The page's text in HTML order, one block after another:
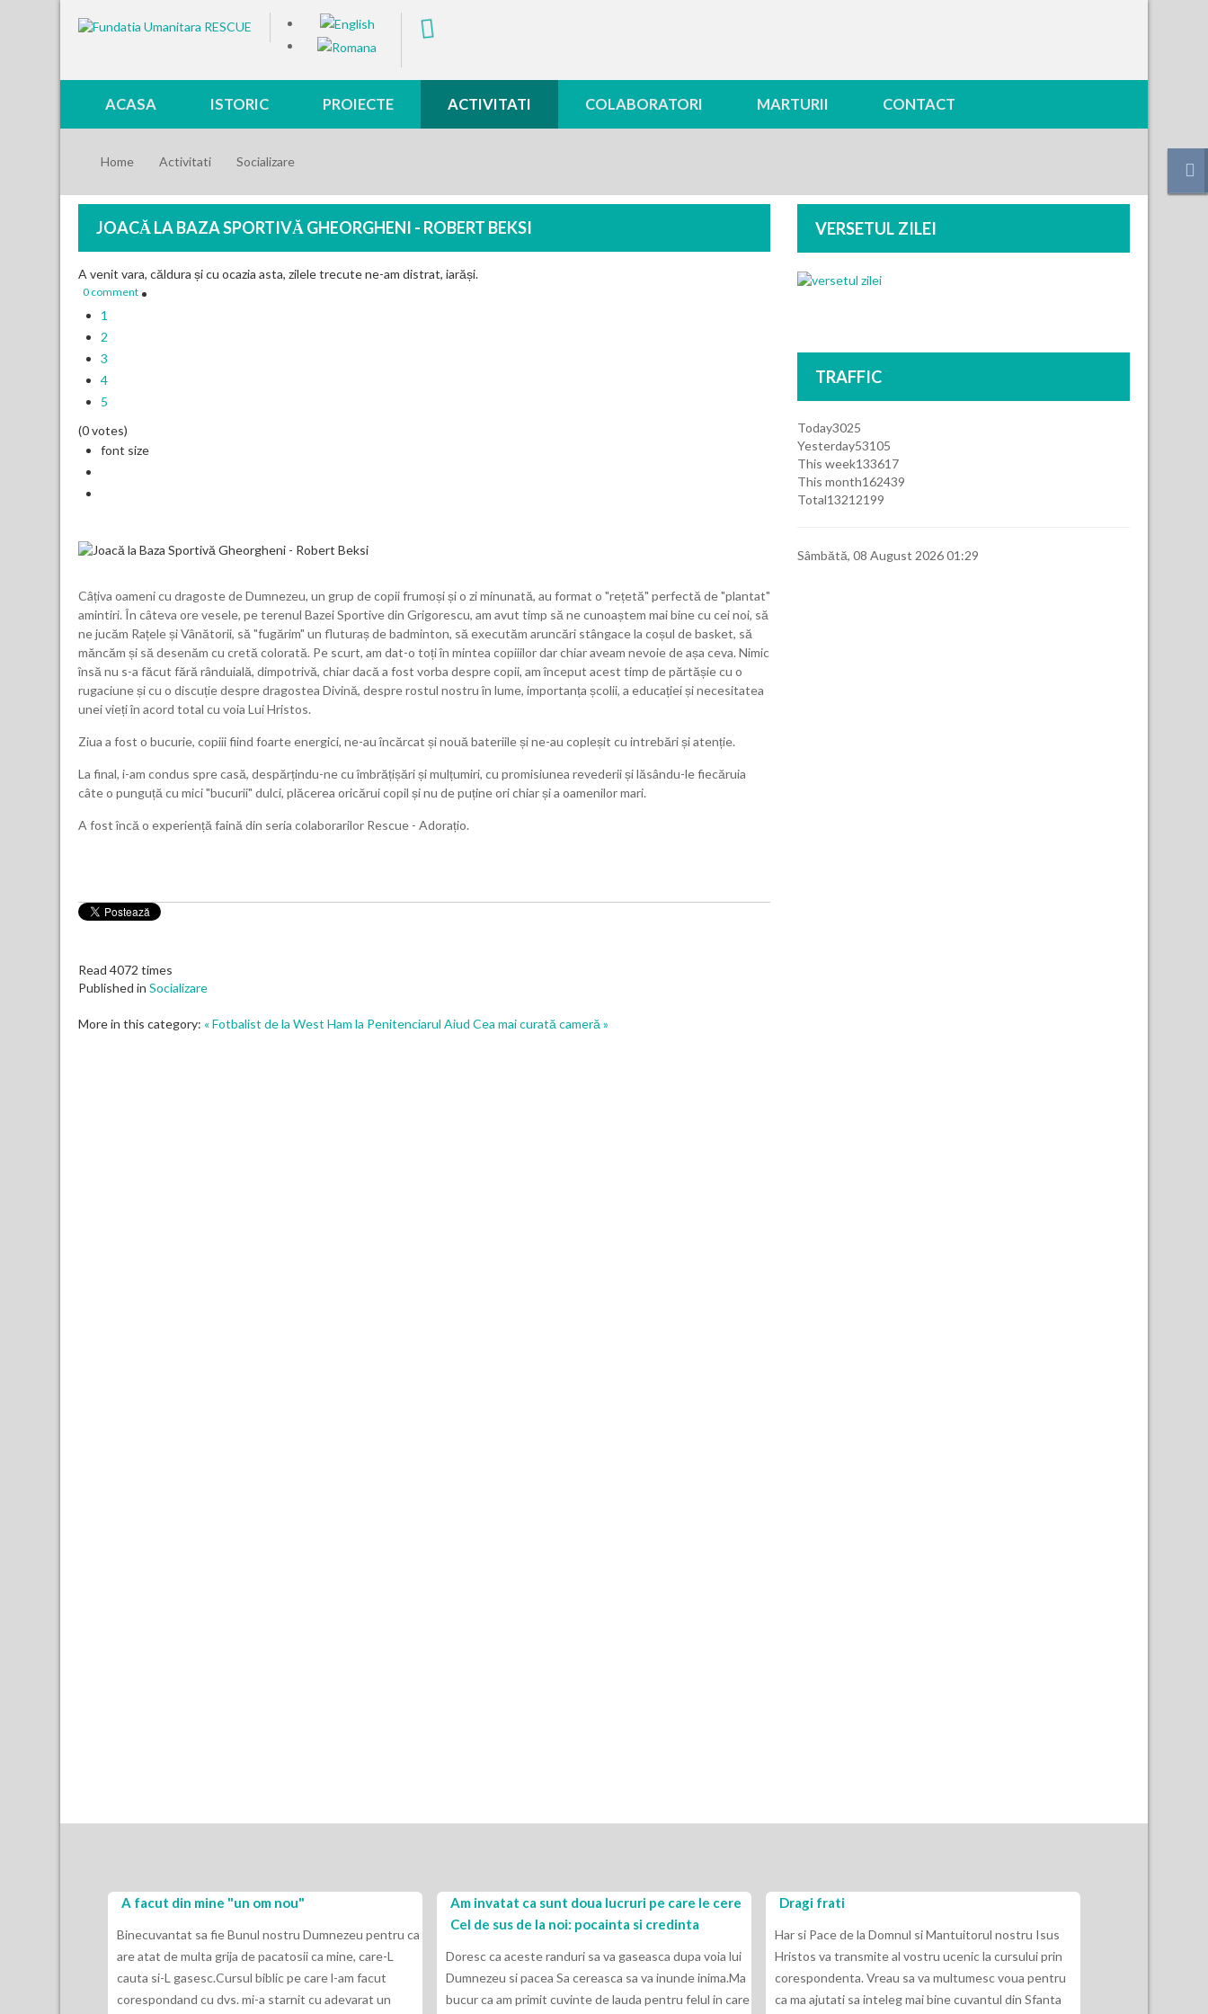
ACASA ISTORIC PROIECTE ACTIVITATI COLABORATORI MARTURII CONTACT
Home Activitati Socializare
JOACĂ LA BAZA SPORTIVĂ GHEORGHENI - ROBERT BEKSI
A venit vara, căldura și cu ocazia asta, zilele trecute ne-am distrat, iarăși.
0 comment
1
2
3
4
5
(0 votes)
font size
Câțiva oameni cu dragoste de Dumnezeu, un grup de copii frumoși și o zi minunată, au format o "rețetă" perfectă de "plantat"
amintiri. În câteva ore vesele, pe terenul Bazei Sportive din Grigorescu, am avut timp să ne cunoaștem mai bine cu cei noi, să
ne jucăm Rațele și Vânătorii, să "fugărim" un fluturaș de badminton, să executăm aruncări stângace la coșul de basket, să
măncăm și să desenăm cu cretă colorată. Pe scurt, am dat-o toți în mintea copiiilor dar chiar aveam nevoie de așa ceva. Nimic
însă nu s-a făcut fără rânduială, dimpotrivă, chiar dacă a fost vorba despre copii, am început acest timp de părtășie cu o
rugaciune și cu o discuție despre dragostea Divină, despre rostul nostru în lume, importanța școlii, a educației și necesitatea
unei vieți în acord total cu voia Lui Hristos.
Ziua a fost o bucurie, copiii fiind foarte energici, ne-au încărcat și nouă bateriile și ne-au copleșit cu intrebări și atenție.
La final, i-am condus spre casă, despărțindu-ne cu îmbrățișări și mulțumiri, cu promisiunea revederii și lăsându-le fiecăruia
câte o punguță cu mici "bucurii" dulci, plăcerea oricărui copil și nu de puține ori chiar și a oamenilor mari.
A fost încă o experiență faină din seria colaborarilor Rescue - Adorațio.
Read 4072 times
Published in Socializare
More in this category: « Fotbalist de la West Ham la Penitenciarul Aiud Cea mai curată cameră »
VERSETUL ZILEI
TRAFFIC
Today3025
Yesterday53105
This week133617
This month162439
Total13212199
Sâmbătă, 08 August 2026 01:29
A facut din mine "un om nou"
Binecuvantat sa fie Bunul nostru Dumnezeu pentru ca
are atat de multa grija de pacatosii ca mine, care-L
cauta si-L gasesc.Cursul biblic pe care l-am facut
corespondand cu dvs. mi-a starnit cu adevarat un
Am invatat ca sunt doua lucruri pe care le cere
Cel de sus de la noi: pocainta si credinta
Doresc ca aceste randuri sa va gaseasca dupa voia lui
Dumnezeu si pacea Sa cereasca sa va inunde inima.Ma
bucur ca am primit cuvinte de lauda pentru felul in care
Dragi frati
Har si Pace de la Domnul si Mantuitorul nostru Isus
Hristos va transmite al vostru ucenic la cursului prin
corespondenta. Vreau sa va multumesc voua pentru
ca ma ajutati sa inteleg mai bine cuvantul din Sfanta